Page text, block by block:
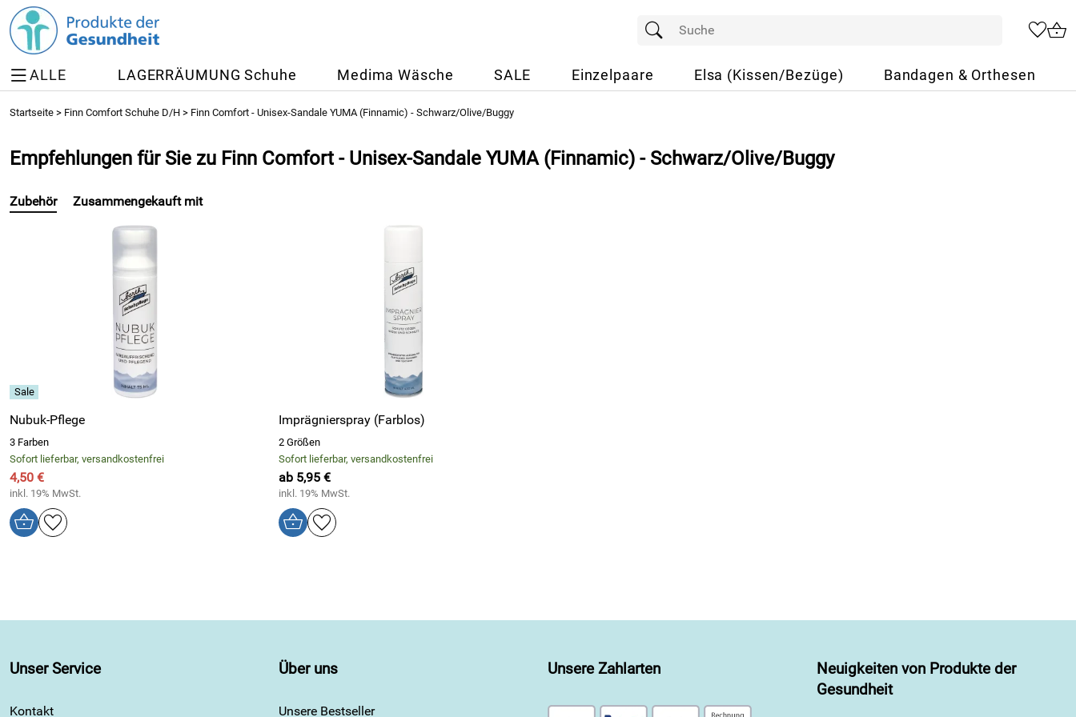
ALLE LAGERRÄUMUNG Schuhe Medima Wäsche SALE Einzelpaare Elsa (Kissen/Bezüge) Bandagen & Orthesen
Startseite > Finn Comfort Schuhe D/H > Finn Comfort - Unisex-Sandale YUMA (Finnamic) - Schwarz/Olive/Buggy
Empfehlungen für Sie zu Finn Comfort - Unisex-Sandale YUMA (Finnamic) - Schwarz/Olive/Buggy
Zubehör
Nubuk-Pflege
3 Farben
Sofort lieferbar, versandkostenfrei
4,50 €
inkl. 19% MwSt.
Imprägnierspray (Farblos)
2 Größen
Sofort lieferbar, versandkostenfrei
ab 5,95 €
inkl. 19% MwSt.
Zusammengekauft mit
Unser Service
Kontakt
Über uns
Unsere Bestseller
Unsere Zahlarten
Neuigkeiten von Produkte der
Gesundheit